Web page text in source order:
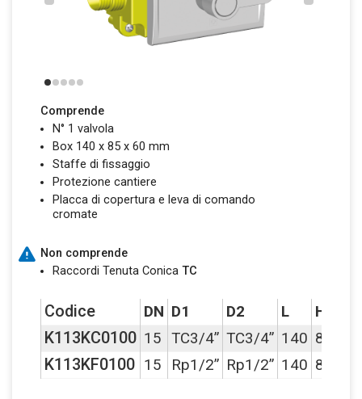
Comprende
N° 1 valvola
Box 140 x 85 x 60 mm
Staffe di fissaggio
Protezione cantiere
Placca di copertura e leva di comando
cromate
Non comprende
Raccordi Tenuta Conica TC
Codice DN D1 D2 L H
K113KC0100 15 TC3/4” TC3/4” 140 83
K113KF0100 15 Rp1/2” Rp1/2” 140 83